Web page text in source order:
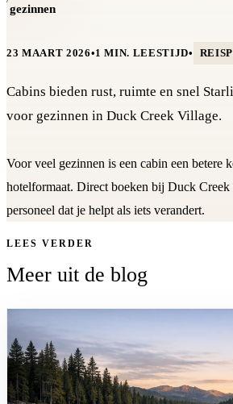
gezinnen
23 MAART 2026•1 MIN. LEESTIJD•
Cabins bieden rust, ruimte en snel
voor gezinnen in Duck Creek Village.
Voor veel gezinnen is een cabin een betere
hotelformaat. Direct boeken bij Duck
personeel dat je helpt als iets verandert.
LEES VERDER
Meer uit de blog